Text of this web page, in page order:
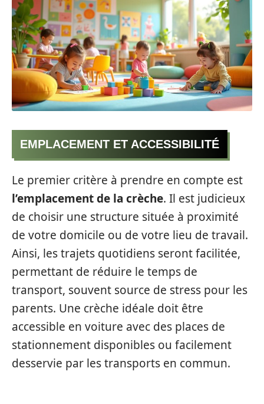
EMPLACEMENT ET ACCESSIBILITÉ
Le premier critère à prendre en compte est
l’emplacement de la crèche. Il est judicieux
de choisir une structure située à proximité
de votre domicile ou de votre lieu de travail.
Ainsi, les trajets quotidiens seront facilitée,
permettant de réduire le temps de
transport, souvent source de stress pour les
parents. Une crèche idéale doit être
accessible en voiture avec des places de
stationnement disponibles ou facilement
desservie par les transports en commun.